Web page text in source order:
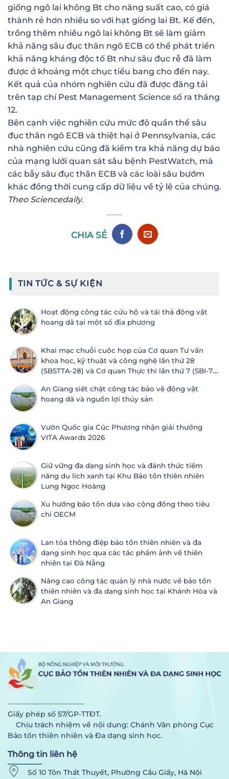
giống ngô lai không Bt cho năng suất cao, có giá
thành rẻ hơn nhiều so với hạt giống lai Bt. Kế đến,
trồng thêm nhiều ngô lai không Bt sẽ làm giảm
khả năng sâu đục thân ngô ECB có thể phát triển
khả năng kháng độc tố Bt như sâu đục rễ đã làm
được ở khoảng một chục tiểu bang cho đến nay.
Kết quả của nhóm nghiên cứu đã được đăng tải
trên tạp chí Pest Management Science số ra tháng
12.
Bên cạnh việc nghiên cứu mức độ quần thể sâu
đục thân ngô ECB và thiệt hại ở Pennsylvania, các
nhà nghiên cứu cũng đã kiểm tra khả năng dự báo
của mạng lưới quan sát sâu bệnh PestWatch, mà
các bẫy sâu đục thân ECB và các loài sâu bướm
khác đồng thời cung cấp dữ liệu về tỷ lệ của chúng.
Theo Sciencedaily.
CHIA SẺ
TIN TỨC & SỰ KIỆN
Hoạt động công tác cứu hộ và tái thả động vật
hoang dã tại một số địa phương
Khai mạc chuỗi cuộc họp của Cơ quan Tư vấn
khoa học, kỹ thuật và công nghệ lần thứ 28
(SBSTTA-28) và Cơ quan Thực thi lần thứ 7 (SBI-7)
An Giang siết chặt công tác bảo vệ động vật
hoang dã và nguồn lợi thủy sản
Vườn Quốc gia Cúc Phương nhận giải thưởng
VITA Awards 2026
Giữ vững đa dạng sinh học và đánh thức tiềm
năng du lịch xanh tại Khu Bảo tồn thiên nhiên
Lung Ngọc Hoàng
Xu hướng bảo tồn dựa vào cộng đồng theo tiêu
chí OECM
Lan tỏa thông điệp bảo tồn thiên nhiên và đa
dạng sinh học qua các tác phẩm ảnh về thiên
nhiên tại Đà Nẵng
Nâng cao công tác quản lý nhà nước về bảo tồn
thiên nhiên và đa dạng sinh học tại Khánh Hòa và
An Giang
Giấy phép số 57/GP-TTĐT.
Chịu trách nhiệm về nội dung: Chánh Văn phòng Cục
Bảo tồn thiên nhiên và Đa dạng sinh học.
Thông tin liên hệ
Số 10 Tôn Thất Thuyết, Phường Cầu Giấy, Hà Nội